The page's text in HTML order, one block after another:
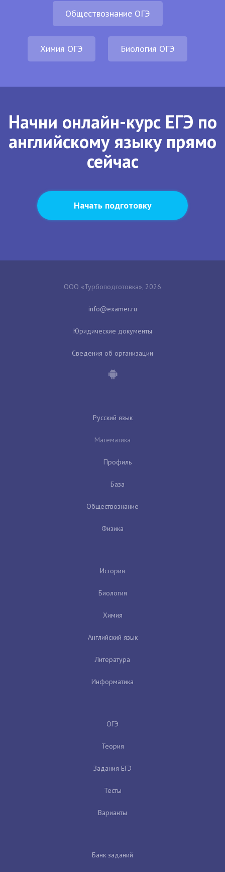
Обществознание ОГЭ
Химия ОГЭ Биология ОГЭ
Начни онлайн-курс ЕГЭ по
английскому языку прямо
сейчас
Начать подготовку
ООО «Турбоподготовка», 2026
Юридические документы
Сведения об организации
Русский язык
Математика
Профиль
База
Обществознание
Физика
История
Биология
Химия
Английский язык
Литература
Информатика
ОГЭ
Теория
Задания ЕГЭ
Тесты
Варианты
Банк заданий